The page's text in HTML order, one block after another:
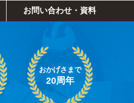
お問い合わせ・資料
おかげさまで
20周年